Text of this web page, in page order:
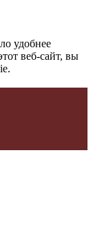
удобнее
веб-сайт, вы